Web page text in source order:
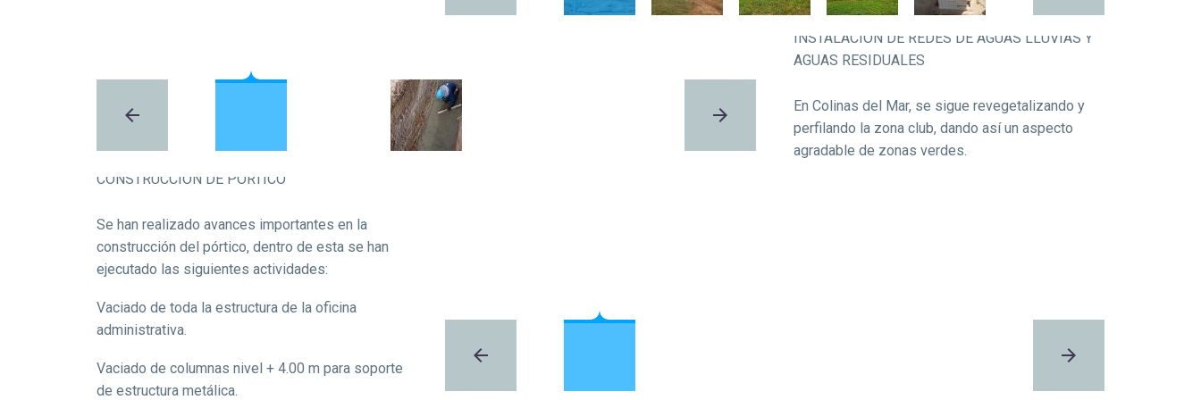
INSTALACIÓN DE REDES DE AGUAS LLUVIAS Y
AGUAS RESIDUALES
En Colinas del Mar, se sigue revegetalizando y
perfilando la zona club, dando así un aspecto
agradable de zonas verdes.
CONSTRUCCIÓN DE PÓRTICO
Se han realizado avances importantes en la
construcción del pórtico, dentro de esta se han
ejecutado las siguientes actividades:
Vaciado de toda la estructura de la oficina
administrativa.
Vaciado de columnas nivel + 4.00 m para soporte
de estructura metálica.